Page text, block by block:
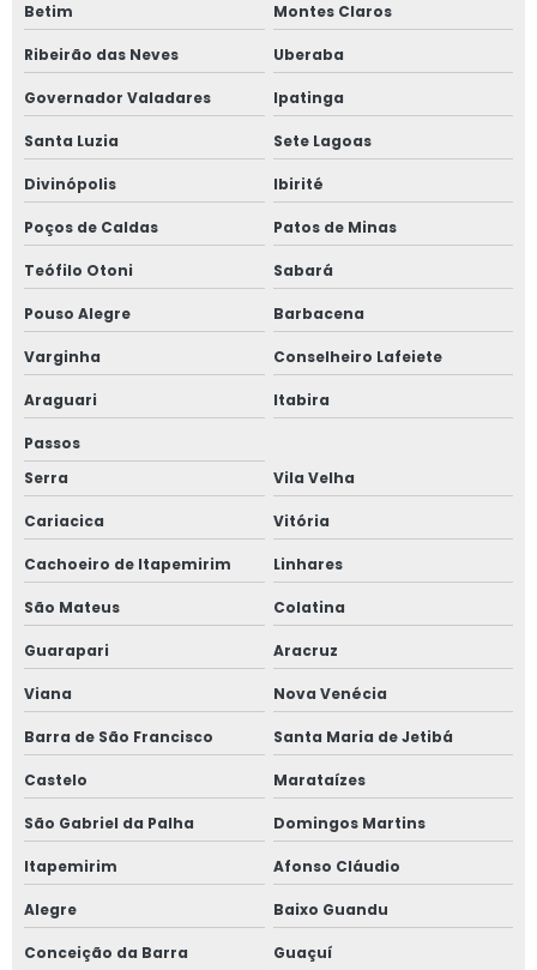
Gerenciamento de obra orçamento
Gerenciamento de obra residencial
Gerenciamento de obra valor
Gerenciamento de obras na construção civil
Gerenciamento e acompanhamento de obras
Gerenciamento e fiscalização de obras
Gestão de obra
Gestão de obras e projetos
Gestão de obras na construção civil
Gestão de obras profissional
Inspeção de imóvel
Inspeção e vistoria predial
Inspeção predial condomínio
Inspeção predial preço
Inspeção predial residencial
Inspeção predial segurança
Inspeção predial total
Laudo de avaliação de imóvel
Betim Montes Claros
Ribeirão das Neves Uberaba
Governador Valadares Ipatinga
Santa Luzia Sete Lagoas
Divinópolis Ibirité
Poços de Caldas Patos de Minas
Teófilo Otoni Sabará
Pouso Alegre Barbacena
Varginha Conselheiro Lafeiete
Araguari Itabira
Passos
Serra
Vila Velha
Cariacica Vitória
Cachoeiro de Itapemirim Linhares
São Mateus Colatina
Guarapari Aracruz
Viana Nova Venécia
Barra de São Francisco Santa Maria de Jetibá
Castelo Marataízes
São Gabriel da Palha Domingos Martins
Itapemirim Afonso Cláudio
Alegre Baixo Guandu
Conceição da Barra Guaçuí